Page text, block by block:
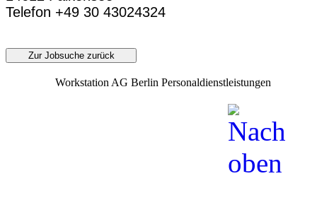
Telefon +49 30 43024324
Zur Jobsuche zurück
Workstation AG Berlin Personaldienstleistungen